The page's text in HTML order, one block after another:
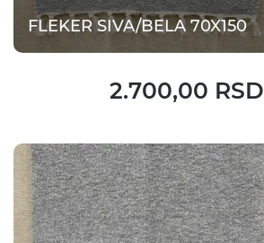
FLEKER SIVA/BELA 70X150
2.700,00 RSD